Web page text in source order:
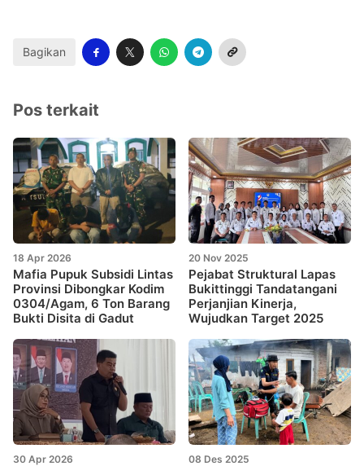
Bagikan
Pos terkait
18 Apr 2026
Mafia Pupuk Subsidi Lintas
Provinsi Dibongkar Kodim
0304/Agam, 6 Ton Barang
Bukti Disita di Gadut
20 Nov 2025
Pejabat Struktural Lapas
Bukittinggi Tandatangani
Perjanjian Kinerja,
Wujudkan Target 2025
30 Apr 2026 08 Des 2025